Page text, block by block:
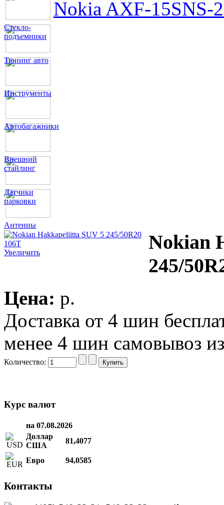
Стекло-
подъемники
Тюнинг авто
Инструменты
Автобагажники
Внешний
стайлинг
Датчики
парковки
Антенны
Nokia AXF-15SNS-
Увеличить
Nokian
245/
Цена: p.
Доставка от 4 шин
менее 4 шин самовывоз
Количество:
Курс валют
на 07.08.2026
Доллар
США
81,4077
Евро 94,0585
Контакты